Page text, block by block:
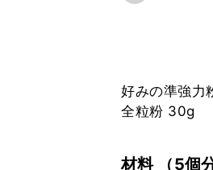
好みの準強力
全粒粉 30g
材料 （5個